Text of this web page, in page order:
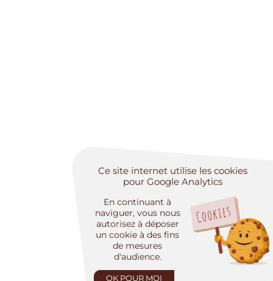
Ce site internet utilise les cookies
pour Google Analytics
En continuant à
naviguer, vous nous
autorisez à déposer
un cookie à des fins
de mesures
d'audience.
OK POUR MOI